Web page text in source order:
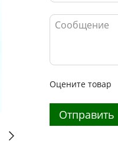
Оцените товар
Отправить